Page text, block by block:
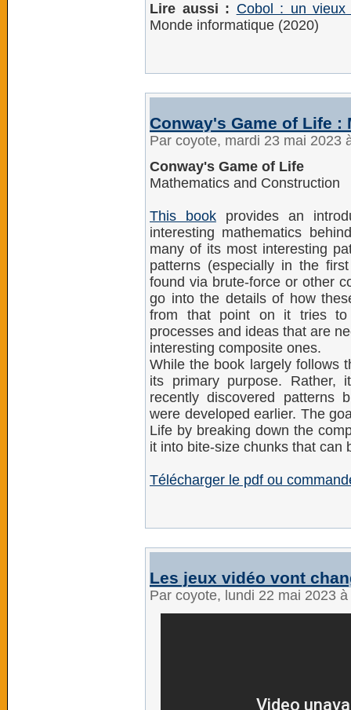
Lire aussi : Cobol : un vieux
Monde informatique (2020)
Conway's Game of Life
Par coyote, mardi 23 mai 2023
Conway's Game of Life
Mathematics and Construction
This bookprovides an
interesting mathematics
many of its most interesting
patterns (especially in the
found via brute-force or other
go into the details of how
from that point on it tries to
processes and ideas that are
interesting composite ones.
While the book largely follows
its primary purpose.
recently discovered patterns
were developed earlier. The
Life by breaking down the
it into bite-size chunks that can
Télécharger le pdf ou
Les jeux vidéo vont
Par coyote, lundi 22 mai 2023